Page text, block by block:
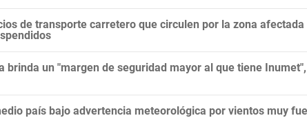
de transporte carretero que circulen por la zona
brinda un "margen de seguridad mayor al que tiene
país bajo advertencia meteorológica por vientos muy